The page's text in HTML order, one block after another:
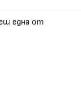
една от